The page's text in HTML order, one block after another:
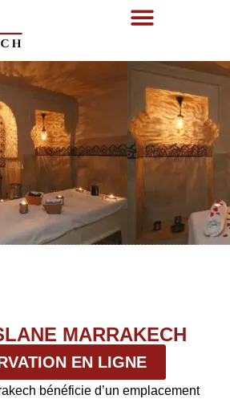
MARRAKECH
EN LIGNE
bénéficie d’un emplacement